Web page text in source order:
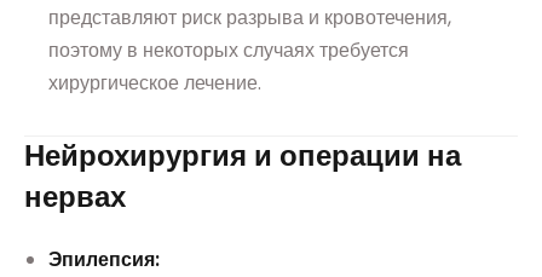
представляют риск разрыва и кровотечения,
поэтому в некоторых случаях требуется
хирургическое лечение.
Нейрохирургия и операции на
нервах
Эпилепсия: